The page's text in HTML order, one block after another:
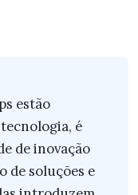
estão
é
de inovação
de soluções e